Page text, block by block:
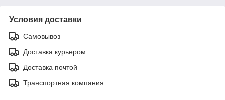
Условия доставки
Самовывоз
Доставка курьером
Доставка почтой
Транспортная компания